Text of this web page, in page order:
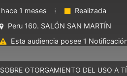
hace 1 meses
Realizada
Peru 160. SALÓN SAN MARTÍN
Esta audiencia posee 1
SOBRE OTORGAMIENTO DEL USO A